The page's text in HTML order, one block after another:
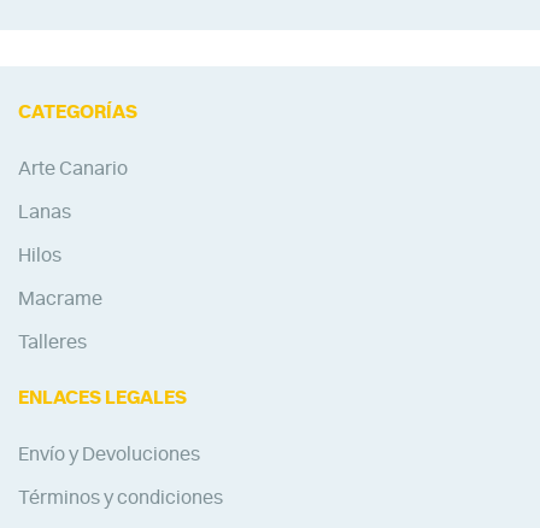
CATEGORÍAS
Arte Canario
Lanas
Hilos
Macrame
Talleres
ENLACES LEGALES
Envío y Devoluciones
Términos y condiciones